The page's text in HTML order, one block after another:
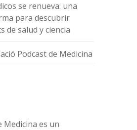
se renueva: una
para descubrir
de salud y ciencia
Podcast de Medicina
Medicina es un